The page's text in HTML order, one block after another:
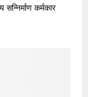
कर्मकार